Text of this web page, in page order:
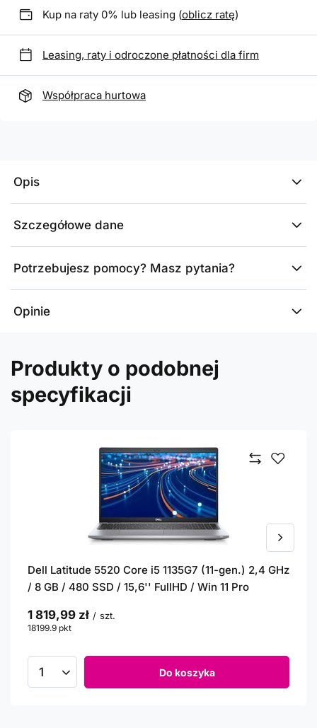
Kup na raty 0% lub leasing (oblicz ratę)
Leasing, raty i odroczone płatności dla firm
Współpraca hurtowa
Opis
Szczegółowe dane
Potrzebujesz pomocy? Masz pytania?
Opinie
Produkty o podobnej
specyfikacji
Dell Latitude 5520 Core i5 1135G7 (11-gen.) 2,4 GHz
/ 8 GB / 480 SSD / 15,6'' FullHD / Win 11 Pro
1 819,99 zł / szt.
18199.9 pkt
Do koszyka